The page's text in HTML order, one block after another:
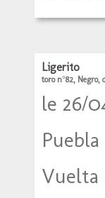
Ligerito
toro n°82, Negro,
le 26/